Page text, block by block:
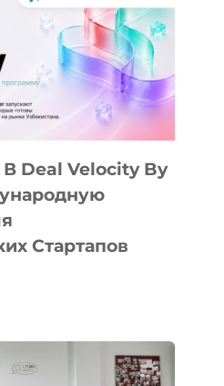
Deal Velocity By
Стартапов